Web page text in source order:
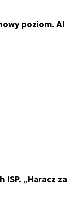
poziom. AI
ISP. „Haracz za